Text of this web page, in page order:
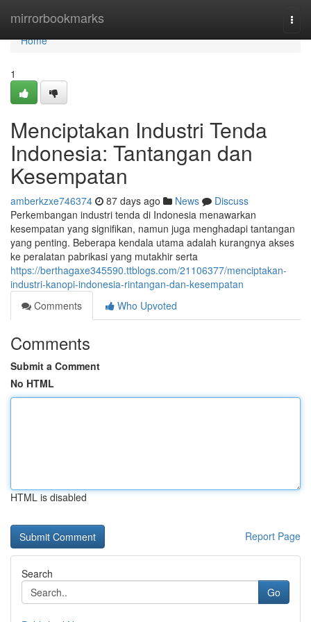
mirrorbookmarks
Home
Home
1
Menciptakan Industri Tenda
Indonesia: Tantangan dan
Kesempatan
amberkzxe746374 87 days ago News
Discuss
Perkembangan industri tenda di Indonesia menawarkan
kesempatan yang signifikan, namun juga menghadapi tantangan
yang penting. Beberapa kendala utama adalah kurangnya akses
ke peralatan pabrikasi yang mutakhir serta
https://berthagaxe345590.ttblogs.com/21106377/menciptakan-
industri-kanopi-indonesia-rintangan-dan-kesempatan
Comments
Who Upvoted
Comments
Submit a Comment
No HTML
HTML is disabled
Report Page
Search
Go